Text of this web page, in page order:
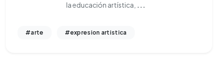
la educación artística, ...
#arte #expresion artistica